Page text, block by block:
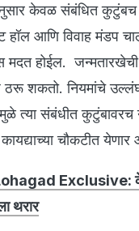
केवळ संबंधित
हॉल आणि विवाह मंडप
मदत होईल.
शकतो. नियमांचे
त्या संबंधीत कुटुंबावरच
चौकटीत
Exclusive:
थरार